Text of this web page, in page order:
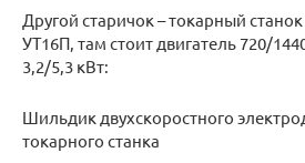
Другой старичок – токарный
УТ16П, там стоит двигатель 720/
3,2/5,3 кВт:
Шильдик двухскоростного
токарного станка